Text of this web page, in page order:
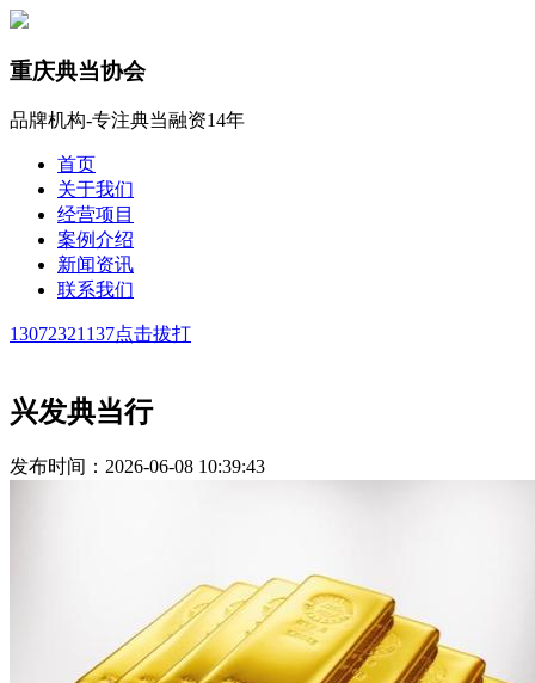
重庆典当协会
品牌机构-专注典当融资14年
首页
关于我们
经营项目
案例介绍
新闻资讯
联系我们
13072321137点击拔打
兴发典当行
发布时间：2026-06-08 10:39:43